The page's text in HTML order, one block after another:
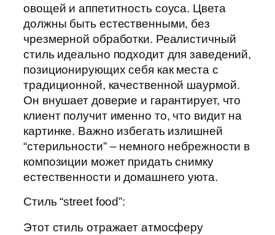
овощей и аппетитность соуса. Цвета
должны быть естественными, без
чрезмерной обработки. Реалистичный
стиль идеально подходит для заведений,
позиционирующих себя как места с
традиционной, качественной шаурмой.
Он внушает доверие и гарантирует, что
клиент получит именно то, что видит на
картинке. Важно избегать излишней
“стерильности” – немного небрежности в
композиции может придать снимку
естественности и домашнего уюта.
Стиль “street food”:
Этот стиль отражает атмосферу